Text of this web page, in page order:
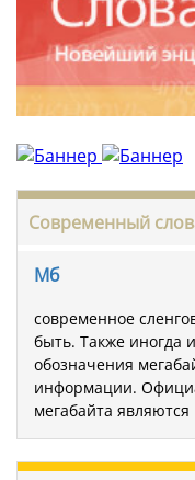
Современный
Мб
современное
быть. Также иногда
обозначения
информации.
мегабайта